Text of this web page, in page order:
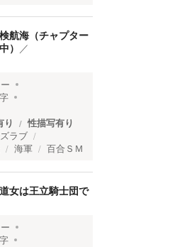
航海（チャプター
） ／
り
性描写有り
ラブ
海軍 百合ＳＭ
女は王立騎士団で